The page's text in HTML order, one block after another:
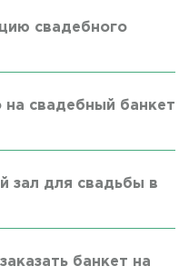
свадебного
свадебный банкет
зал для свадьбы в
банкет на